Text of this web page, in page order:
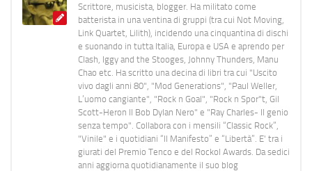
Scrittore, musicista, blogger. Ha militato come
batterista in una ventina di gruppi (tra cui Not Moving,
Link Quartet, Lilith), incidendo una cinquantina di dischi
e suonando in tutta Italia, Europa e USA e aprendo per
Clash, Iggy and the Stooges, Johnny Thunders, Manu
Chao etc. Ha scritto una decina di libri tra cui "Uscito
vivo dagli anni 80", "Mod Generations", "Paul Weller,
L’uomo cangiante", "Rock n Goal", "Rock n Spor"t, Gil
Scott-Heron Il Bob Dylan Nero" e "Ray Charles- Il genio
senza tempo". Collabora con i mensili “Classic Rock”,
"Vinile" e i quotidiani “Il Manifesto” e “Libertà”. E' tra i
giurati del Premio Tenco e del Rockol Awards. Da sedici
anni aggiorna quotidianamente il suo blog